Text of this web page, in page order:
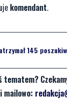
komendant.
145
i mailowo: